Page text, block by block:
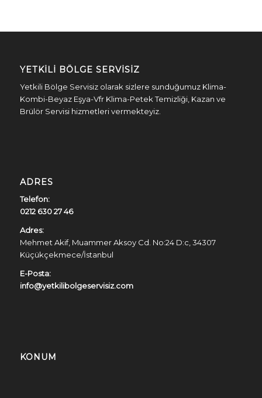
YETKILI BÖLGE SERVISIZ
Yetkili Bölge Servisiz olarak sizlere sunduğumuz Klima-
Kombi-Beyaz Eşya-Vfr Klima-Petek Temizliği, Kazan ve
Brülör Servisi hizmetleri vermekteyiz.
ADRES
Telefon:
0212 630 27 46
Adres:
Mehmet Akif, Muammer Aksoy Cd. No:24 D:c, 34307
Küçükçekmece/İstanbul
E-Posta:
info@yetkilibolgeservisiz.com
KONUM